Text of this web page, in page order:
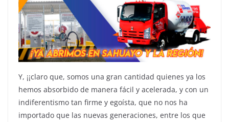
Y, ¡¡claro que, somos una gran cantidad quienes ya los
hemos absorbido de manera fácil y acelerada, y con un
indiferentismo tan firme y egoísta, que no nos ha
importado que las nuevas generaciones, entre los que